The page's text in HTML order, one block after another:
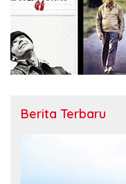
Berita Terbaru